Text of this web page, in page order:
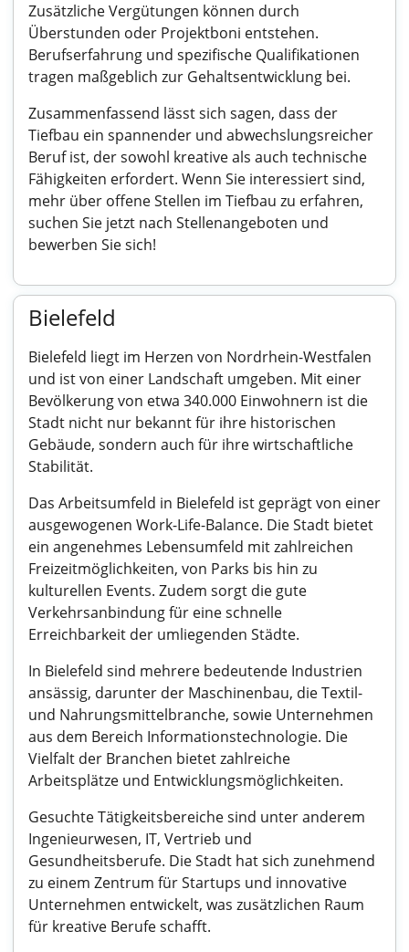
Zusätzliche Vergütungen können durch
Überstunden oder Projektboni entstehen.
Berufserfahrung und spezifische Qualifikationen
tragen maßgeblich zur Gehaltsentwicklung bei.
Zusammenfassend lässt sich sagen, dass der
Tiefbau ein spannender und abwechslungsreicher
Beruf ist, der sowohl kreative als auch technische
Fähigkeiten erfordert. Wenn Sie interessiert sind,
mehr über offene Stellen im Tiefbau zu erfahren,
suchen Sie jetzt nach Stellenangeboten und
bewerben Sie sich!
Bielefeld
Bielefeld liegt im Herzen von Nordrhein-Westfalen
und ist von einer Landschaft umgeben. Mit einer
Bevölkerung von etwa 340.000 Einwohnern ist die
Stadt nicht nur bekannt für ihre historischen
Gebäude, sondern auch für ihre wirtschaftliche
Stabilität.
Das Arbeitsumfeld in Bielefeld ist geprägt von einer
ausgewogenen Work-Life-Balance. Die Stadt bietet
ein angenehmes Lebensumfeld mit zahlreichen
Freizeitmöglichkeiten, von Parks bis hin zu
kulturellen Events. Zudem sorgt die gute
Verkehrsanbindung für eine schnelle
Erreichbarkeit der umliegenden Städte.
In Bielefeld sind mehrere bedeutende Industrien
ansässig, darunter der Maschinenbau, die Textil-
und Nahrungsmittelbranche, sowie Unternehmen
aus dem Bereich Informationstechnologie. Die
Vielfalt der Branchen bietet zahlreiche
Arbeitsplätze und Entwicklungsmöglichkeiten.
Gesuchte Tätigkeitsbereiche sind unter anderem
Ingenieurwesen, IT, Vertrieb und
Gesundheitsberufe. Die Stadt hat sich zunehmend
zu einem Zentrum für Startups und innovative
Unternehmen entwickelt, was zusätzlichen Raum
für kreative Berufe schafft.